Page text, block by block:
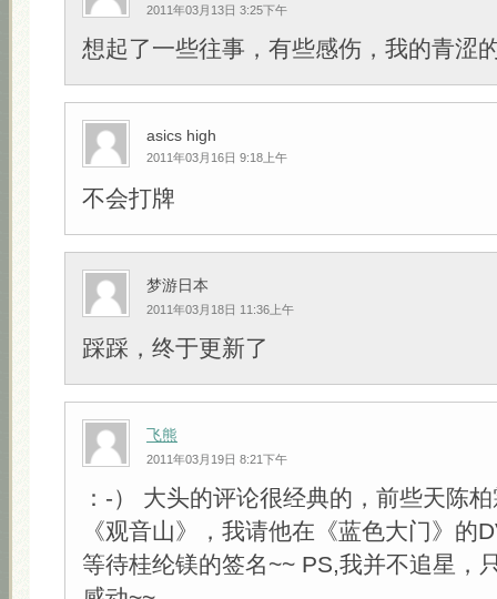
2011年03月13日 3:25下午
想起了一些往事，有些感伤，我的青涩
asics high
2011年03月16日 9:18上午
不会打牌
梦游日本
2011年03月18日 11:36上午
踩踩，终于更新了
飞熊
2011年03月19日 8:21下午
：-） 大头的评论很经典的，前些天陈
《观音山》，我请他在《蓝色大门》的
等待桂纶镁的签名~~ PS,我并不追星，